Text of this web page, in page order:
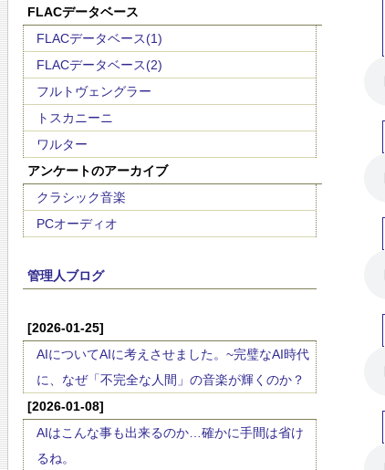
FLACデータベース
FLACデータベース(1)
FLACデータベース(2)
フルトヴェングラー
トスカニーニ
ワルター
アンケートのアーカイブ
クラシック音楽
PCオーディオ
管理人ブログ
[2026-01-25]
AIについてAIに考えさせました。~完璧なAI時代
に、なぜ「不完全な人間」の音楽が輝くのか？
[2026-01-08]
AIはこんな事も出来るのか…確かに手間は省け
るね。